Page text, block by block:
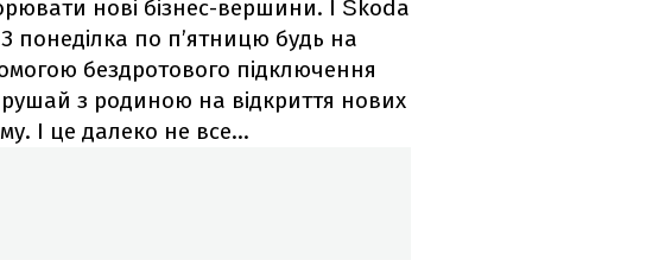
нові бізнес-вершини. І Škoda
понеділка по п’ятницю будь на
бездротового підключення
рушай з родиною на відкриття нових
І це далеко не все…